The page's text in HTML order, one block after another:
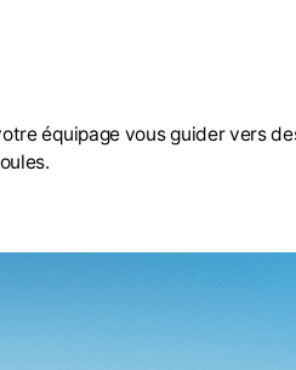
équipage vous guider vers